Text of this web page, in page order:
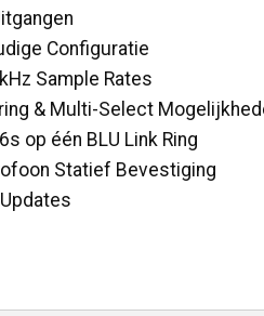
Configuratie
Sample Rates
& Multi-Select
op één BLU Link Ring
Statief Bevestiging